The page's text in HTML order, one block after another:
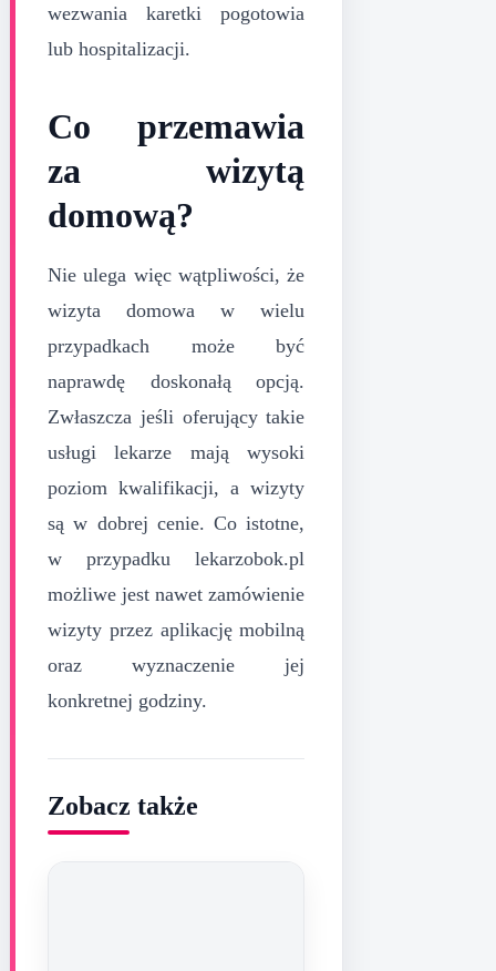
wezwania karetki pogotowia
lub hospitalizacji.
Co przemawia
za wizytą
domową?
Nie ulega więc wątpliwości, że
wizyta domowa w wielu
przypadkach może być
naprawdę doskonałą opcją.
Zwłaszcza jeśli oferujący takie
usługi lekarze mają wysoki
poziom kwalifikacji, a wizyty
są w dobrej cenie. Co istotne,
w przypadku lekarzobok.pl
możliwe jest nawet zamówienie
wizyty przez aplikację mobilną
oraz wyznaczenie jej
konkretnej godziny.
Zobacz także